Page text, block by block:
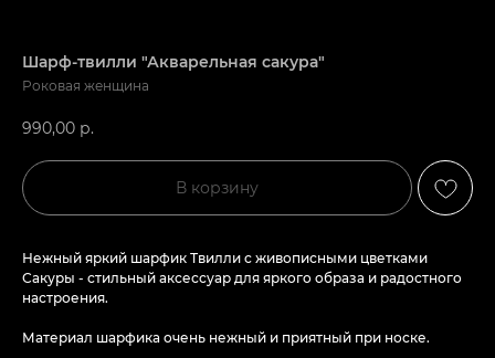
Шарф-твилли "Акварельная сакура"
Роковая женщина
990,00 р.
В корзину
Нежный яркий шарфик Твилли с живописными цветками
Сакуры - стильный аксессуар для яркого образа и радостного
настроения.
Материал шарфика очень нежный и приятный при носке.